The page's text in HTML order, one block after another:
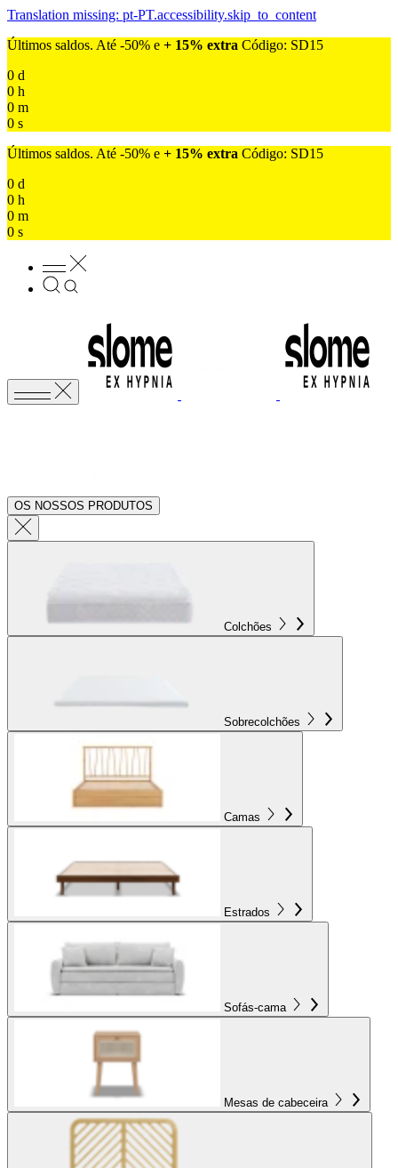
Translation missing: pt-PT.accessibility.skip_to_content
Últimos saldos. Até -50% e + 15% extra Código: SD15
0 d
0 h
0 m
0 s
Últimos saldos. Até -50% e + 15% extra Código: SD15
0 d
0 h
0 m
0 s
OS NOSSOS PRODUTOS
Colchões
Sobrecolchões
Camas
Estrados
Sofás-cama
Mesas de cabeceira